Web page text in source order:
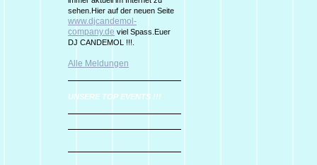
sehen.Hier auf der neuen Seite
www.djcandemol-
company.de viel Spass.Euer
DJ CANDEMOL !!!.
Alle Meldungen
UNSERE TOP EVENTS !!!